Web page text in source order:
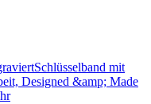
mit
Designed &amp; Made